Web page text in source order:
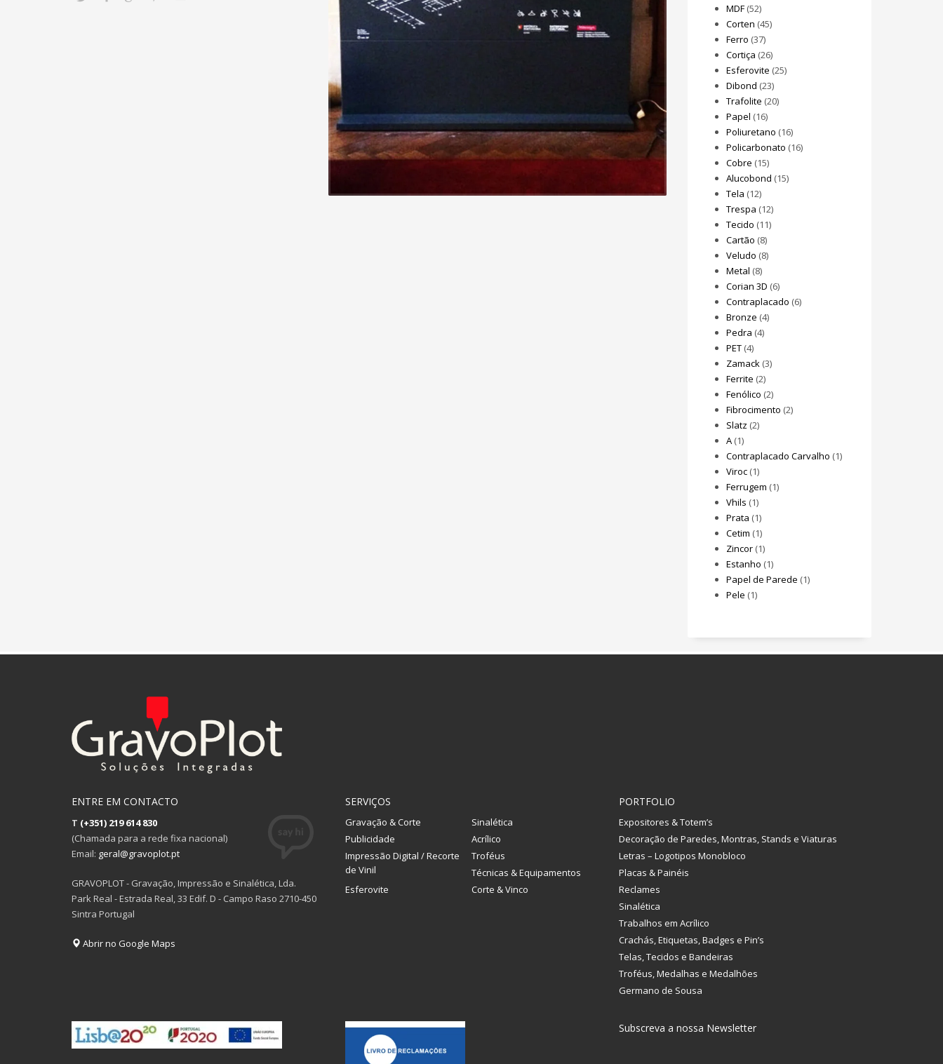
MDF(52)
Corten (45)
Ferro (37)
Cortiça (26)
Esferovite (25)
Dibond (23)
Trafolite (20)
Papel (16)
Poliuretano (16)
Policarbonato (16)
Cobre (15)
Alucobond (15)
Tela (12)
Trespa (12)
Tecido (11)
Cartão (8)
Veludo (8)
Metal (8)
Corian 3D (6)
Contraplacado (6)
Bronze (4)
Pedra (4)
PET(4)
Zamack(3)
Ferrite (2)
Fenólico (2)
Fibrocimento (2)
Slatz (2)
A(1)
Contraplacado Carvalho (1)
Viroc(1)
Ferrugem (1)
Vhils (1)
Prata (1)
Cetim (1)
Zincor(1)
Estanho (1)
Papel de Parede (1)
Pele (1)
ENTRE EM CONTACTO
T (+351) 219 614 830
(Chamada para a rede fixa nacional)
Email: geral@gravoplot.pt
GRAVOPLOT - Gravação, Impressão e Sinalética, Lda.
Park Real - Estrada Real, 33 Edif. D - Campo Raso 2710-450
Sintra Portugal
Abrir no Google Maps
SERVIÇOS
Gravação & Corte
Sinalética
Publicidade
Acrílico
Impressão Digital / Recorte
de Vinil
Troféus
Técnicas & Equipamentos
Esferovite
Corte & Vinco
PORTFOLIO
Expositores & Totem’s
Decoração de Paredes, Montras, Stands e Viaturas
Letras – Logotipos Monobloco
Placas & Painéis
Reclames
Sinalética
Trabalhos em Acrílico
Crachás, Etiquetas, Badges e Pin’s
Telas, Tecidos e Bandeiras
Troféus, Medalhas e Medalhões
Germano de Sousa
Subscreva a nossa Newsletter